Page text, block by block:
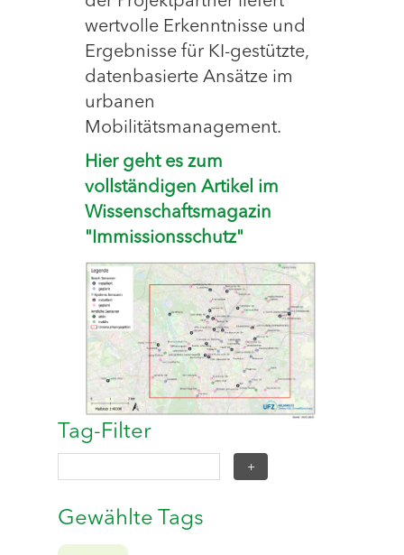
wertvolle Erkenntnisse und
Ergebnisse für KI-gestützte,
datenbasierte Ansätze im
urbanen
Mobilitätsmanagement.
Hier geht es zum
vollständigen Artikel im
Wissenschaftsmagazin
"Immissionsschutz"
Tag-Filter
Gewählte Tags